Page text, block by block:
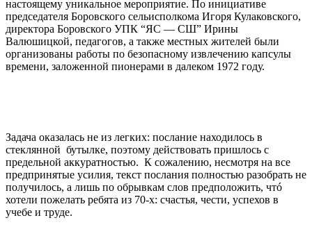
настоящему уникальное мероприятие. По инициативе
председателя Боровского сельисполкома Игоря Кулаковского,
директора Боровского УПК “ЯС — СШ” Ирины
Валюшицкой, педагогов, а также местных жителей были
организованы работы по безопасному извлечению капсулы
времени, заложенной пионерами в далеком 1972 году.
Задача оказалась не из легких: послание находилось в
стеклянной бутылке, поэтому действовать пришлось с
предельной аккуратностью. К сожалению, несмотря на все
предпринятые усилия, текст послания полностью разобрать не
получилось, а лишь по обрывкам слов предположить, чтó
хотели пожелать ребята из 70-х: счастья, чести, успехов в
учебе и труде.